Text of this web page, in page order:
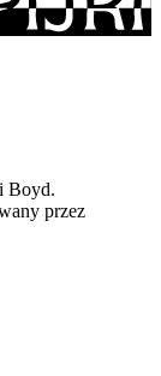
Boyd.
przez